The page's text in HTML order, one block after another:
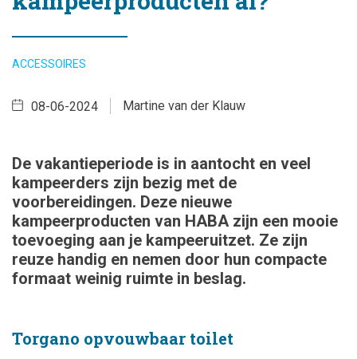
ACCESSOIRES
Martine van der Klauw
08-06-2024
De vakantieperiode is in aantocht en veel
kampeerders zijn bezig met de
voorbereidingen. Deze nieuwe
kampeerproducten van HABA zijn een mooie
toevoeging aan je kampeeruitzet. Ze zijn
reuze handig en nemen door hun compacte
formaat weinig ruimte in beslag.
Torgano opvouwbaar toilet